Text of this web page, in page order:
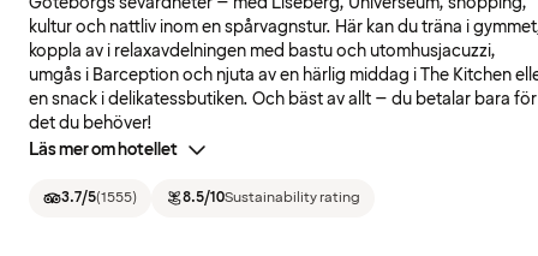
kultur och nattliv inom en spårvagnstur. Här kan du träna i
koppla av i relaxavdelningen med bastu och utomhusjacuzzi,
umgås i Barception och njuta av en härlig middag i The Kitchen
en snack i delikatessbutiken. Och bäst av allt – du betalar bara för
det du behöver!
Läs mer om hotellet
3.7/5(1555) 8.5/10Sustainability rating